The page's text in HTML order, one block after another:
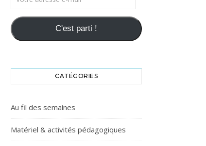
C'est parti !
CATÉGORIES
Au fil des semaines
Matériel & activités pédagogiques